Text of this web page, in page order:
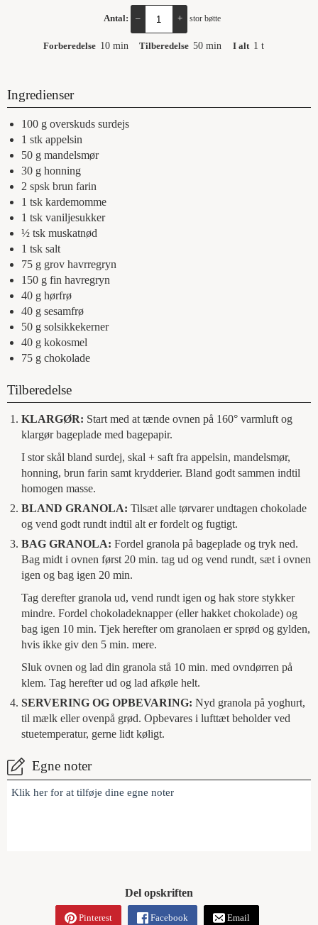
Antal: – + stor bøtte
Forberedelse 10 min Tilberedelse 50 min I alt 1 t
Ingredienser
100 g overskuds surdejs
1 stk appelsin
50 g mandelsmør
30 g honning
2 spsk brun farin
1 tsk kardemomme
1 tsk vaniljesukker
½ tsk muskatnød
1 tsk salt
75 g grov havrregryn
150 g fin havregryn
40 g hørfrø
40 g sesamfrø
50 g solsikkekerner
40 g kokosmel
75 g chokolade
Tilberedelse
KLARGØR: Start med at tænde ovnen på 160° varmluft og
klargør bageplade med bagepapir.
I stor skål bland surdej, skal + saft fra appelsin, mandelsmør,
honning, brun farin samt krydderier. Bland godt sammen indtil
homogen masse.
BLAND GRANOLA: Tilsæt alle tørvarer undtagen chokolade
og vend godt rundt indtil alt er fordelt og fugtigt.
BAG GRANOLA: Fordel granola på bageplade og tryk ned.
Bag midt i ovnen først 20 min. tag ud og vend rundt, sæt i ovnen
igen og bag igen 20 min.
Tag derefter granola ud, vend rundt igen og hak store stykker
mindre. Fordel chokoladeknapper (eller hakket chokolade) og
bag igen 10 min. Tjek herefter om granolaen er sprød og gylden,
hvis ikke giv den 5 min. mere.
Sluk ovnen og lad din granola stå 10 min. med ovndørren på
klem. Tag herefter ud og lad afkøle helt.
SERVERING OG OPBEVARING: Nyd granola på yoghurt,
til mælk eller ovenpå grød. Opbevares i lufttæt beholder ved
stuetemperatur, gerne lidt køligt.
Egne noter
Klik her for at tilføje dine egne noter
Del opskriften
Pinterest Facebook Email